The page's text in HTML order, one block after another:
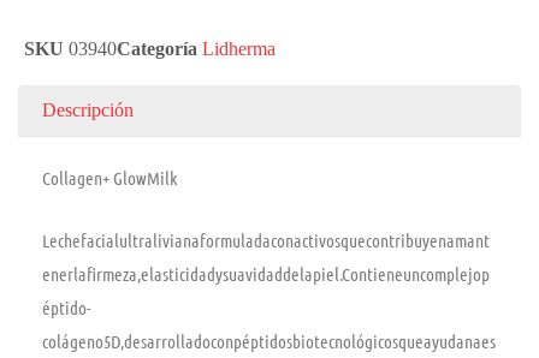
SKU 03940Categoría Lidherma
Descripción
Collagen+ GlowMilk
Lechefacialultralivianaformuladaconactivosquecontribuyenamant
enerlafirmeza,elasticidadysuavidaddelapiel.Contieneuncomplejop
éptido-
colágeno5D,desarrolladoconpéptidosbiotecnológicosqueayudanaes